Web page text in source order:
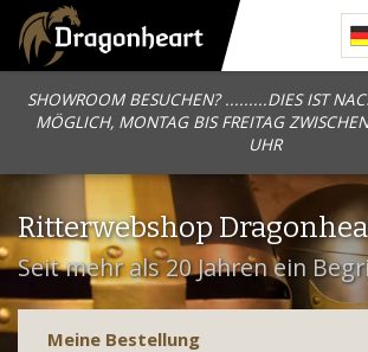
SHOWROOM BESUCHEN? .........DIES IST
MÖGLICH, MONTAG BIS FREITAG
UHR
Ritterwebshop
Seit mehr als 20 Jahren ein
Meine Bestellung